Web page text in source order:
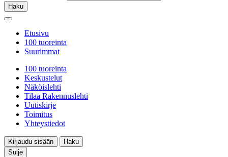
Haku
Etusivu
100 tuoreinta
Suurimmat
100 tuoreinta
Keskustelut
Näköislehti
Tilaa Rakennuslehti
Uutiskirje
Toimitus
Yhteystiedot
Kirjaudu sisään
Haku
Sulje